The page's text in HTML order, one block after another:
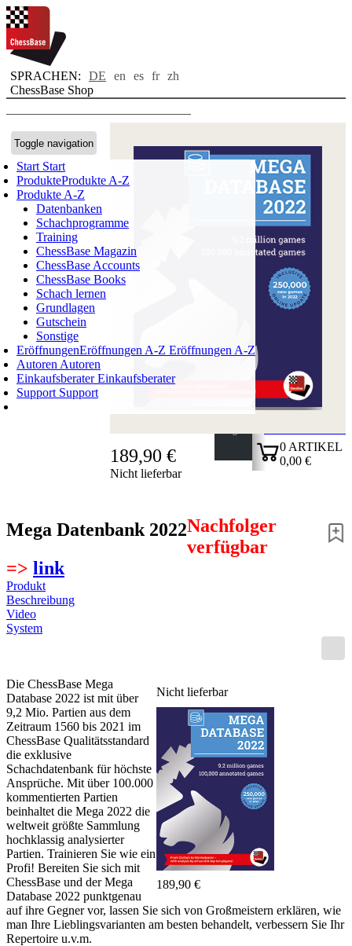
SPRACHEN: DE en es fr zh
ChessBase Shop
Toggle navigation
Start Start
ProdukteProdukte A-Z
Produkte A-Z
Datenbanken
Schachprogramme
Training
ChessBase Magazin
ChessBase Accounts
ChessBase Books
Schach lernen
Grundlagen
Gutschein
Sonstige
EröffnungenEröffnungen A-Z Eröffnungen A-Z
Autoren Autoren
EinkaufsberaterEinkaufsberater
Support Support
0 ARTIKEL
0,00 €
189,90 €
Nicht lieferbar
Mega Datenbank 2022Nachfolger
verfügbar
=> link
Produkt
Beschreibung
Video
System
Nicht lieferbar
189,90 €
Die ChessBase Mega
Database 2022 ist mit über
9,2 Mio. Partien aus dem
Zeitraum 1560 bis 2021 im
ChessBase Qualitätsstandard
die exklusive
Schachdatenbank für höchste
Ansprüche. Mit über 100.000
kommentierten Partien
beinhaltet die Mega 2022 die
weltweit größte Sammlung
hochklassig analysierter
Partien. Trainieren Sie wie ein
Profi! Bereiten Sie sich mit
ChessBase und der Mega
Database 2022 punktgenau
auf ihre Gegner vor, lassen Sie sich von Großmeistern erklären, wie
man Ihre Lieblingsvarianten am besten behandelt, verbessern Sie Ihr
Repertoire u.v.m.